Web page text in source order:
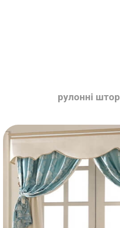
рулонні